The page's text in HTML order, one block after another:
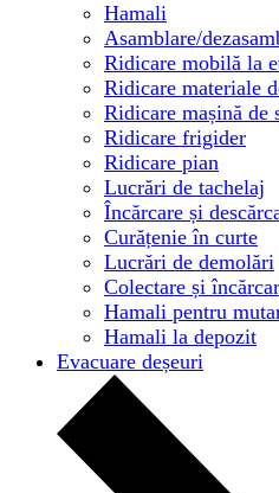
Hamali
Asamblare/
Ridicare mobilă la
Ridicare materiale
Ridicare mașină de
Ridicare frigider
Ridicare pian
Lucrări de tachelaj
Încărcare și
Curățenie în curte
Lucrări de demolări
Colectare și
Hamali pentru
Hamali la depozit
Evacuare deșeuri